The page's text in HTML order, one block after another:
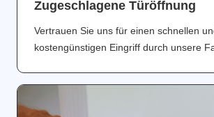
Zugeschlagene Türöffnung
Vertrauen Sie uns für einen schnellen
kostengünstigen Eingriff durch unsere